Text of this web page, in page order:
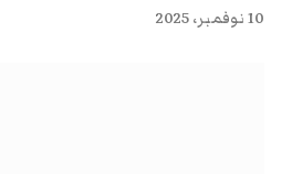
10 نوفمبر، 2025